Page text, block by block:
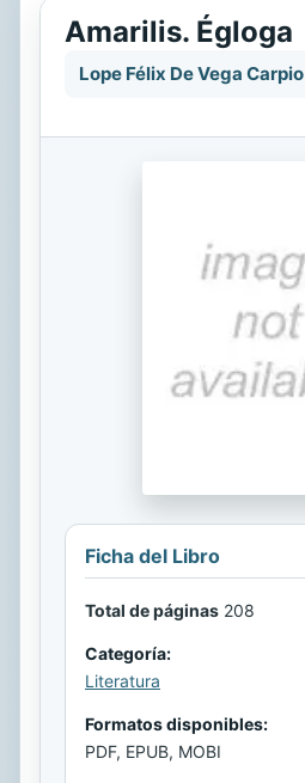
Amarilis. Égloga
Lope Félix De Vega Carpio
Ficha del Libro
Total de páginas 208
Categoría:
Literatura
Formatos disponibles:
PDF, EPUB, MOBI